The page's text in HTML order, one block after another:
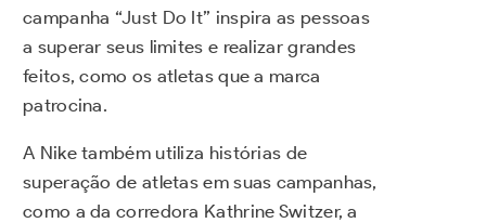
campanha “Just Do It” inspira as pessoas
a superar seus limites e realizar grandes
feitos, como os atletas que a marca
patrocina.
A Nike também utiliza histórias de
superação de atletas em suas campanhas,
como a da corredora Kathrine Switzer, a